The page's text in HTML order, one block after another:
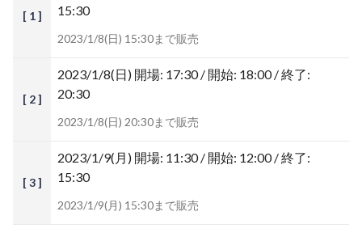
[ 1 ]
15:30
2023/1/8(日) 15:30まで販売
[ 2 ]
2023/1/8(日) 開場: 17:30 / 開始: 18:00 / 終了:
20:30
2023/1/8(日) 20:30まで販売
[ 3 ]
2023/1/9(月) 開場: 11:30 / 開始: 12:00 / 終了:
15:30
2023/1/9(月) 15:30まで販売